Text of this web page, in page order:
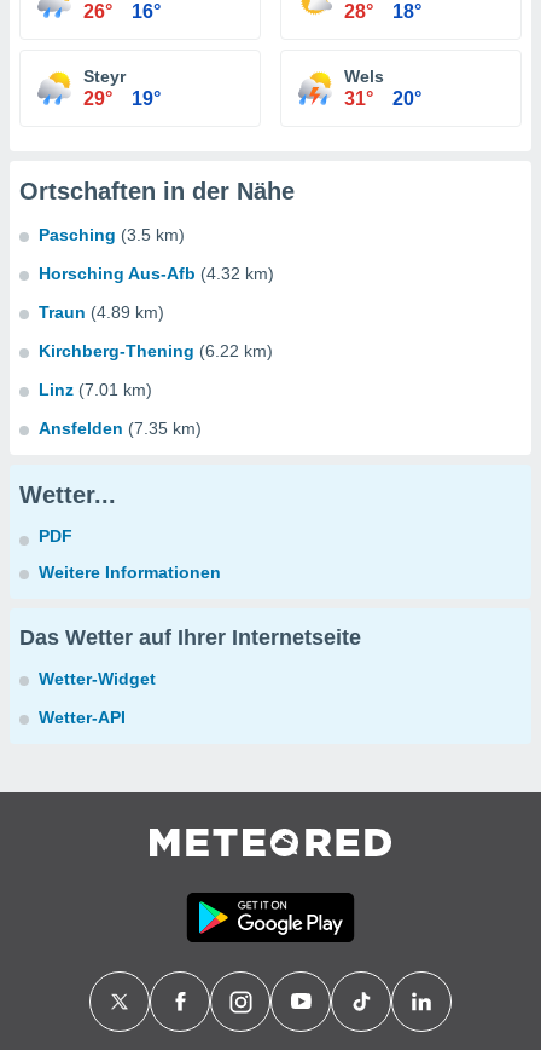
26° 16° 28° 18°
Steyr
29° 19°
Wels
31° 20°
Ortschaften in der Nähe
Pasching (3.5 km)
Horsching Aus-Afb (4.32 km)
Traun (4.89 km)
Kirchberg-Thening (6.22 km)
Linz (7.01 km)
Ansfelden (7.35 km)
Wetter...
PDF
Weitere Informationen
Das Wetter auf Ihrer Internetseite
Wetter-Widget
Wetter-API